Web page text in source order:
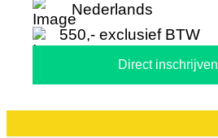
Nederlands
550,- exclusief BTW
Direct inschrijven